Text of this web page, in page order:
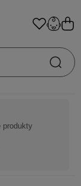
produkty